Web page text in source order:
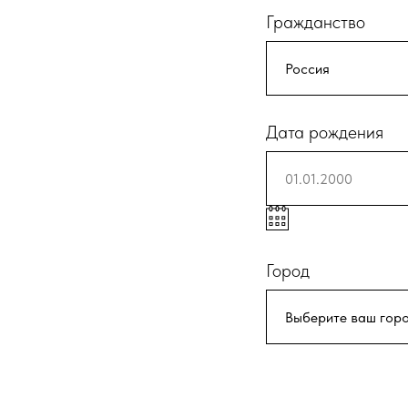
Гражданство
Дата рождения
Город